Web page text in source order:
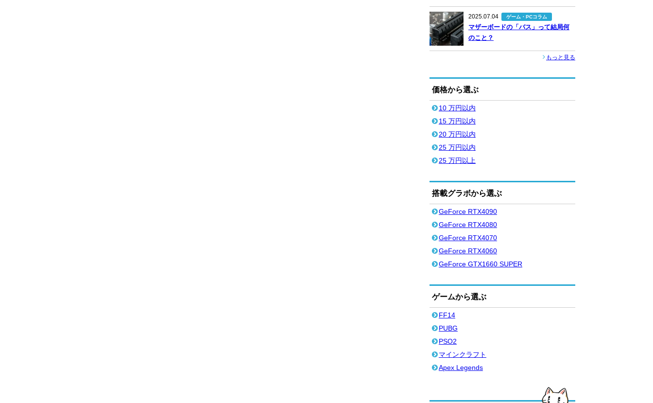
2025.07.04 ゲーム・PCコラム
マザーボードの「バス」って結局何
のこと？
もっと見る
価格から選ぶ
10 万円以内
15 万円以内
20 万円以内
25 万円以内
25 万円以上
搭載グラボから選ぶ
GeForce RTX4090
GeForce RTX4080
GeForce RTX4070
GeForce RTX4060
GeForce GTX1660 SUPER
ゲームから選ぶ
FF14
PUBG
PSO2
マインクラフト
Apex Legends